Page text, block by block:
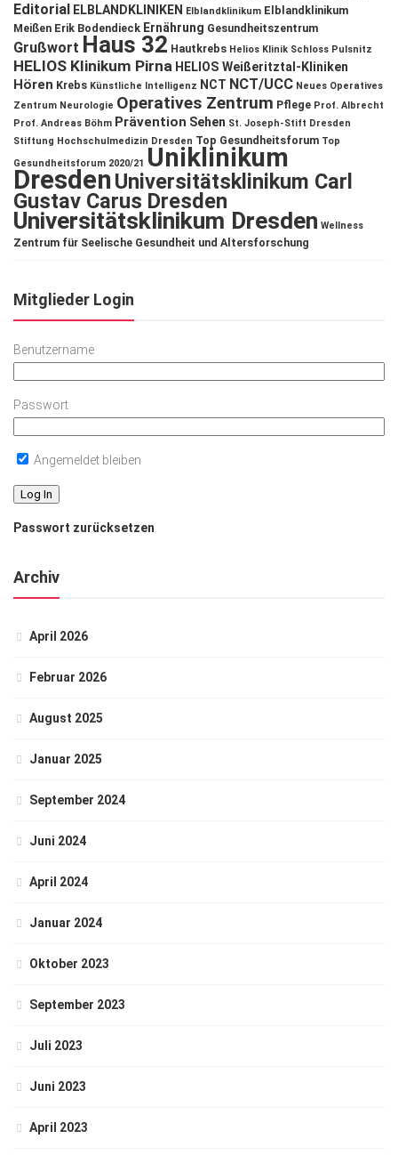
Editorial ELBLANDKLINIKEN Elblandklinikum Elblandklinikum
Meißen Erik Bodendieck Ernährung Gesundheitszentrum
Grußwort Haus 32 Hautkrebs Helios Klinik Schloss Pulsnitz
HELIOS Klinikum Pirna HELIOS Weißeritztal-Kliniken
Hören Krebs Künstliche Intelligenz NCT NCT/UCC Neues Operatives
Zentrum Neurologie Operatives Zentrum Pflege Prof. Albrecht
Prof. Andreas Böhm Prävention Sehen St. Joseph-Stift Dresden
Stiftung Hochschulmedizin Dresden Top Gesundheitsforum Top
Gesundheitsforum 2020/21 Uniklinikum
DresdenUniversitätsklinikum Carl
Gustav Carus Dresden
Universitätsklinikum Dresden Wellness
Zentrum für Seelische Gesundheit und Altersforschung
Mitglieder Login
Benutzername
Passwort
Angemeldet bleiben
Passwort zurücksetzen
Archiv
April 2026
Februar 2026
August 2025
Januar 2025
September 2024
Juni 2024
April 2024
Januar 2024
Oktober 2023
September 2023
Juli 2023
Juni 2023
April 2023